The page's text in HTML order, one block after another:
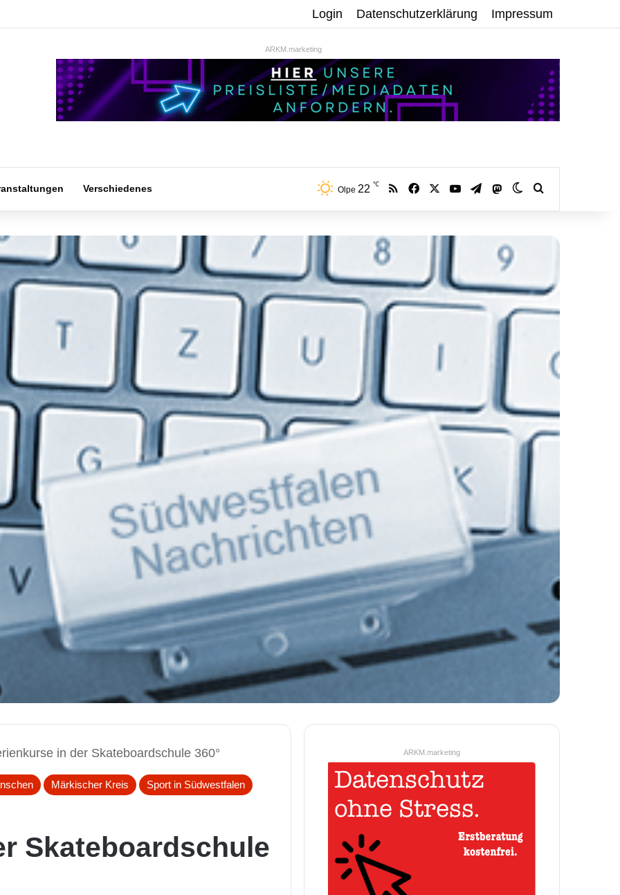
Login Datenschutzerklärung Impressum
ARKM.marketing
Verschiedenes Olpe 22 ℃ RSS Facebook YouTubeTelegramMastodonSkin umschalten
in der Skateboardschule 360°
Märkischer Kreis Sport in Südwestfalen
Skateboardschule
ARKM.marketing